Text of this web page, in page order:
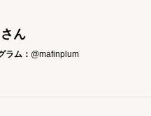
ん
ラム： @mafinplum